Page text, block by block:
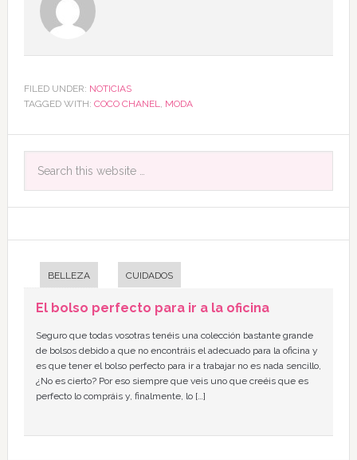
FILED UNDER: NOTICIAS
TAGGED WITH: COCO CHANEL, MODA
BELLEZA CUIDADOS
El bolso perfecto para ir a la oficina
Seguro que todas vosotras tenéis una colección bastante grande
de bolsos debido a que no encontráis el adecuado para la oficina y
es que tener el bolso perfecto para ir a trabajar no es nada sencillo,
¿No es cierto? Por eso siempre que veis uno que creéis que es
perfecto lo compráis y, finalmente, lo […]